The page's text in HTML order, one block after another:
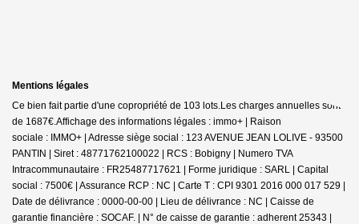
Mentions légales
Ce bien fait partie d'une copropriété de 103 lots.Les charges annuelles sont
de 1687€. Affichage des informations légales : immo+ | Raison
sociale : IMMO+ | Adresse siège social : 123 AVENUE JEAN LOLIVE - 93500
PANTIN | Siret : 48771762100022 | RCS : Bobigny | Numero TVA
Intracommunautaire : FR25487717621 | Forme juridique : SARL | Capital
social : 7500€ | Assurance RCP : NC | Carte T : CPI 9301 2016 000 017 529 |
Date de délivrance : 0000-00-00 | Lieu de délivrance : NC | Caisse de
garantie financière : SOCAF. | N° de caisse de garantie : adherent 25343 |